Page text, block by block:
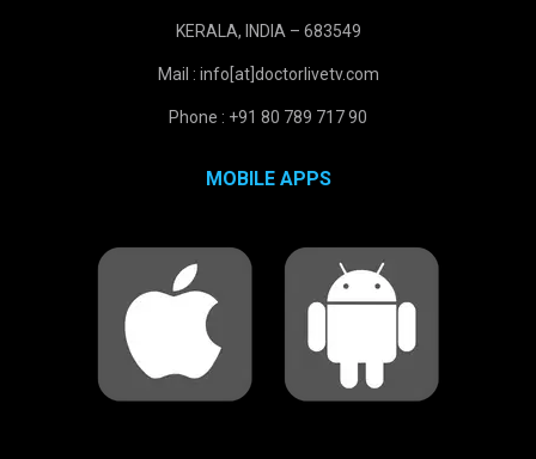
KERALA, INDIA – 683549
Mail : info[at]doctorlivetv.com
Phone : +91 80 789 717 90
MOBILE APPS